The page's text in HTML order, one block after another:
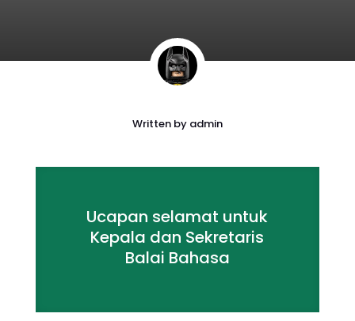
Written by admin
Ucapan selamat untuk
Kepala dan Sekretaris
Balai Bahasa